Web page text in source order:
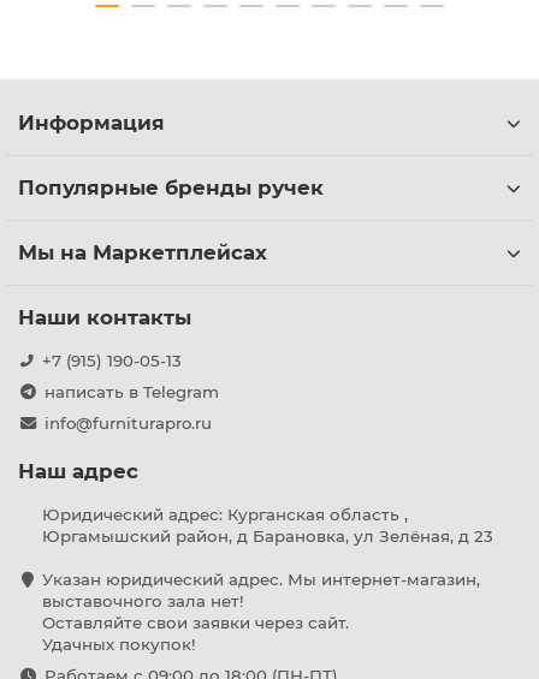
Информация
Популярные бренды ручек
Мы на Маркетплейсах
Наши контакты
+7 (915) 190-05-13
написать в Telegram
info@furniturapro.ru
Наш адрес
Юридический адрес: Курганская область ,
Юргамышский район, д Барановка, ул Зелёная, д 23
Указан юридический адрес. Мы интернет-магазин,
выставочного зала нет!
Оставляйте свои заявки через сайт.
Удачных покупок!